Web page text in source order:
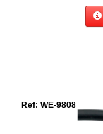
Ref: WE-9808